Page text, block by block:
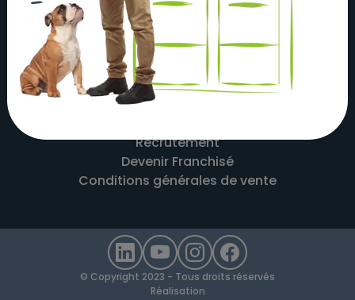
À propos
Actualités
Nos magasins
Nos partenaires
Nous contacter
Recrutement
Devenir Franchisé
Conditions générales de vente
© Copyright 2023 - Tous droits réservés
Réalisation